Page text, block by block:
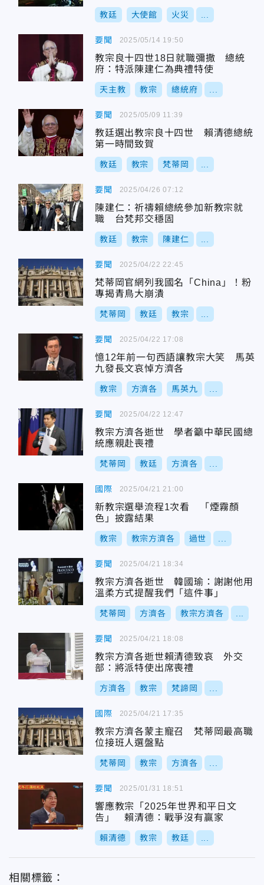
教廷 大使館 火災
要聞
教宗良十四世18日就職彌撒 總統
府：特派陳建仁為典禮特使
天主教 教宗 總統府
2025/05/14 19:50
要聞
教廷選出教宗良十四世 賴清德總統
第一時間致賀
教廷 教宗 梵蒂岡
2025/05/09 11:39
要聞
陳建仁：祈禱賴總統參加新教宗就
職 台梵邦交穩固
教廷 教宗 陳建仁
2025/04/26 07:12
要聞
梵蒂岡官網列我國名「China」！粉
專揭青鳥大崩潰
梵蒂岡 教廷 教宗
2025/04/22 22:45
要聞
憶12年前一句西語讓教宗大笑 馬英
九發長文哀悼方濟各
教宗 方濟各 馬英九
2025/04/22 17:08
要聞
教宗方濟各逝世 學者籲中華民國總
統應親赴喪禮
梵蒂岡 教廷 方濟各
2025/04/22 12:47
國際
新教宗選舉流程1次看 「煙霧顏
色」披露結果
教宗 教宗方濟各 過世
2025/04/21 21:00
要聞
教宗方濟各逝世 韓國瑜：謝謝他用
溫柔方式提醒我們「這件事」
梵蒂岡 方濟各 教宗方濟各
2025/04/21 18:34
要聞
教宗方濟各逝世賴清德致哀 外交
部：將派特使出席喪禮
方濟各 教宗 梵諦岡
2025/04/21 18:08
國際
教宗方濟各蒙主寵召 梵蒂岡最高職
位接班人選盤點
梵蒂岡 教宗 方濟各
2025/04/21 17:35
要聞
響應教宗「2025年世界和平日文
告」 賴清德：戰爭沒有贏家
賴清德 教宗 教廷
2025/01/31 18:51
相關標籤：